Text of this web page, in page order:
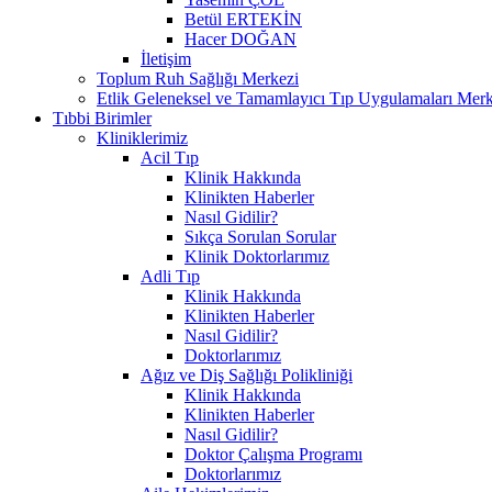
Betül ERTEKİN
Hacer DOĞAN
İletişim
Toplum Ruh Sağlığı Merkezi
Etlik Geleneksel ve Tamamlayıcı Tıp Uygulamaları
Tıbbi Birimler
Kliniklerimiz
Acil Tıp
Klinik Hakkında
Klinikten Haberler
Nasıl Gidilir?
Sıkça Sorulan Sorular
Klinik Doktorlarımız
Adli Tıp
Klinik Hakkında
Klinikten Haberler
Nasıl Gidilir?
Doktorlarımız
Ağız ve Diş Sağlığı Polikliniği
Klinik Hakkında
Klinikten Haberler
Nasıl Gidilir?
Doktor Çalışma Programı
Doktorlarımız